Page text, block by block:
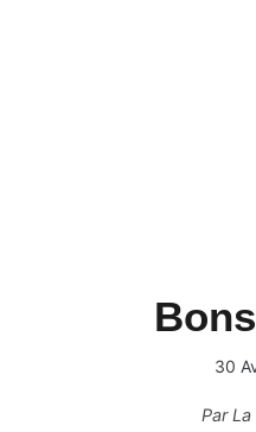
30
ParLa